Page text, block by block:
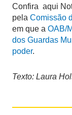
Confira aqui
pela Comissão
em que a OAB/
dos Guardas
poder.
Texto: Laura